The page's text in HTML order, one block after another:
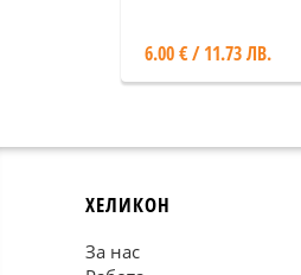
6.00 € / 11.73 ЛВ.
ХЕЛИКОН
За нас